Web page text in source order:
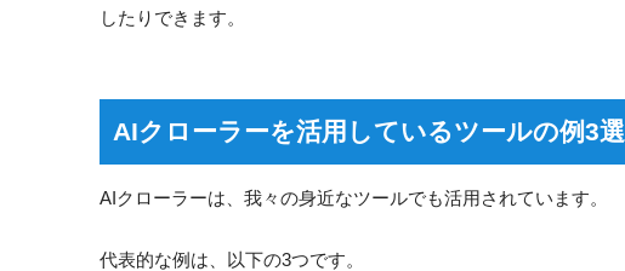
したりできます。
AIクローラーを活用しているツールの例3選
AIクローラーは、我々の身近なツールでも活用されています。
代表的な例は、以下の3つです。